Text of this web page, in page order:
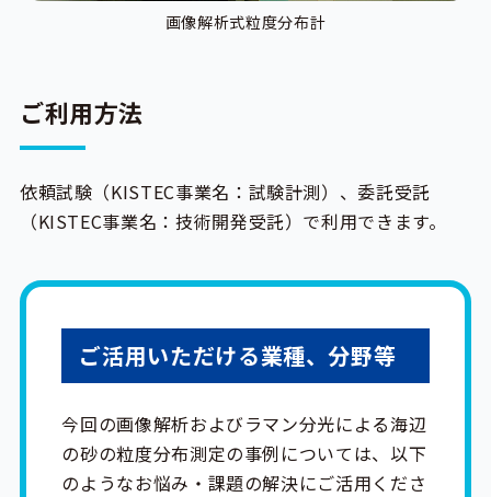
画像解析式粒度分布計
ご利用方法
依頼試験（KISTEC事業名：試験計測）、委託受託
（KISTEC事業名：技術開発受託）で利用できます。
ご活用いただける業種、分野等
今回の画像解析およびラマン分光による海辺
の砂の粒度分布測定の事例については、以下
のようなお悩み・課題の解決にご活用くださ